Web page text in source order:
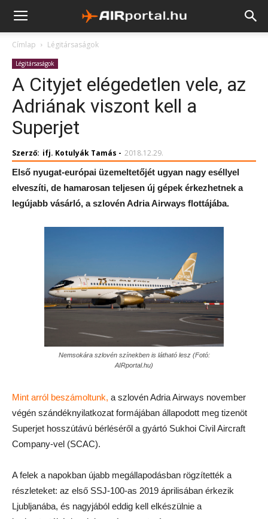
Címlap Légitársaságok
Légitársaságok
A Cityjet elégedetlen vele, az
Adriának viszont kell a
Superjet
Szerző: ifj. Kotulyák Tamás - 2018.12.29.
Első nyugat-európai üzemeltetőjét ugyan nagy eséllyel
elveszíti, de hamarosan teljesen új gépek érkezhetnek a
legújabb vásárló, a szlovén Adria Airways flottájába.
Nemsokára szlovén színekben is látható lesz (Fotó:
AIRportal.hu)
Mint arról beszámoltunk, a szlovén Adria Airways november
végén szándéknyilatkozat formájában állapodott meg tizenöt
Superjet hosszútávú bérléséről a gyártó Sukhoi Civil Aircraft
Company-vel (SCAC).
A felek a napokban újabb megállapodásban rögzítették a
részleteket: az első SSJ-100-as 2019 áprilisában érkezik
Ljubljanába, és nagyjából eddig kell elkészülnie a